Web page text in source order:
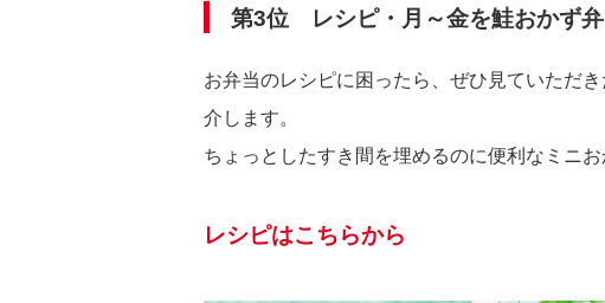
第3位 レシピ・月～金を鮭おかず弁
お弁当のレシピに困ったら、ぜひ見ていただ
介します。
ちょっとしたすき間を埋めるのに便利なミニ
レシピはこちらから